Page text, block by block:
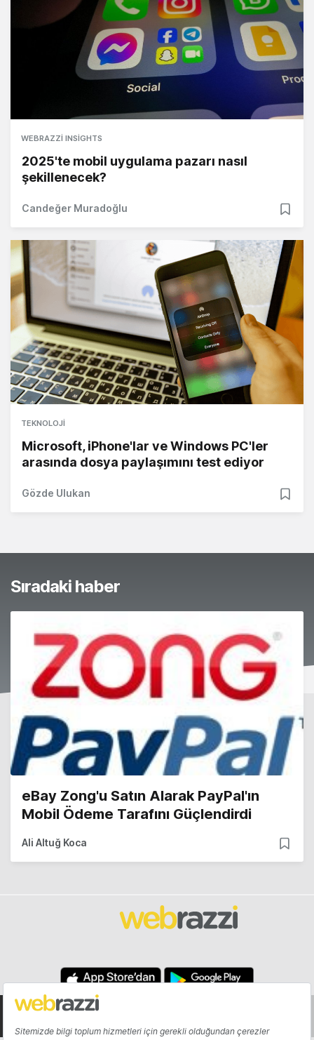
WEBRAZZI INSIGHTS
2025'te mobil uygulama pazarı nasıl
şekillenecek?
Candeğer Muradoğlu
TEKNOLOJI
Microsoft, iPhone'lar ve Windows PC'ler
arasında dosya paylaşımını test ediyor
Gözde Ulukan
Sıradaki haber
eBay Zong'u Satın Alarak PayPal'ın
Mobil Ödeme Tarafını Güçlendirdi
Ali Altuğ Koca